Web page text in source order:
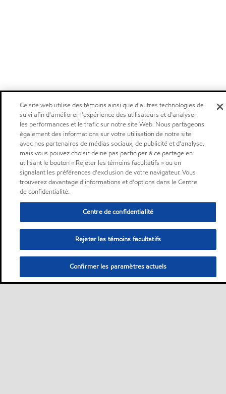
Ce site web utilise des témoins ainsi que d'autres technologies de
suivi afin d'améliorer l'expérience des utilisateurs et d'analyser
les performances et le trafic sur notre site Web. Nous partageons
également des informations sur votre utilisation de notre site
avec nos partenaires de médias sociaux, de publicité et d'analyse,
mais vous pouvez choisir de ne pas participer à ce partage en
utilisant le bouton « Rejeter les témoins facultatifs » ou en
signalant les préférences d'exclusion de votre navigateur. Vous
trouverez davantage d'informations et d'options dans le Centre
de confidentialité.
Centre de confidentialité
Rejeter les témoins facultatifs
Confirmer les paramètres actuels